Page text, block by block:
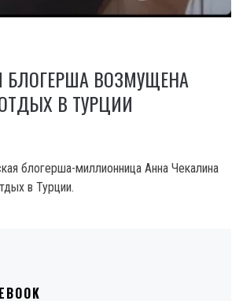
БЛОГЕРША ВОЗМУЩЕНА
В ТУРЦИИ
блогерша-миллионница Анна Чекалина
в Турции.